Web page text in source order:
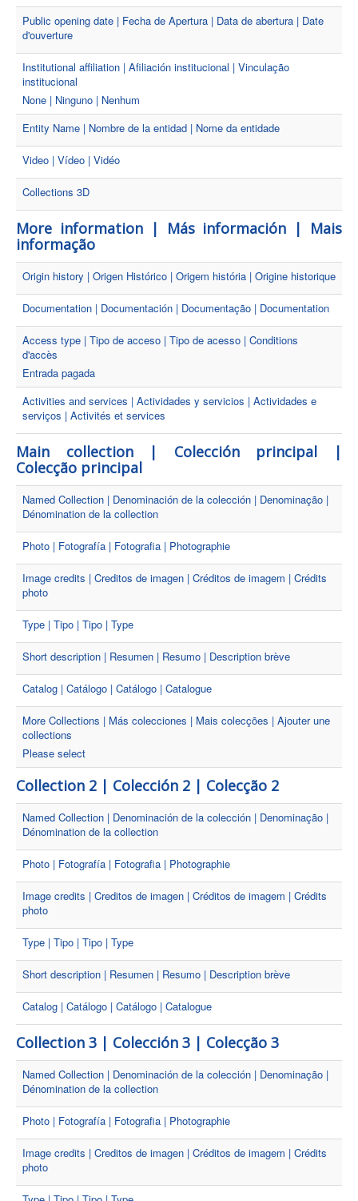
Public opening date | Fecha de Apertura | Data de abertura | Date
d'ouverture
Institutional affiliation | Afiliación institucional | Vinculação
institucional
None | Ninguno | Nenhum
Entity Name | Nombre de la entidad | Nome da entidade
Video | Vídeo | Vidéo
Collections 3D
More information | Más información | Mais
informação
Origin history | Origen Histórico | Origem história | Origine historique
Documentation | Documentación | Documentação | Documentation
Access type | Tipo de acceso | Tipo de acesso | Conditions
d'accès
Entrada pagada
Activities and services | Actividades y servicios | Actividades e
serviços | Activités et services
Main collection | Colección principal |
Colecção principal
Named Collection | Denominación de la colección | Denominação |
Dénomination de la collection
Photo | Fotografía | Fotografia | Photographie
Image credits | Creditos de imagen | Créditos de imagem | Crédits
photo
Type | Tipo | Tipo | Type
Short description | Resumen | Resumo | Description brève
Catalog | Catálogo | Catálogo | Catalogue
More Collections | Más colecciones | Mais colecções | Ajouter une
collections
Please select
Collection 2 | Colección 2 | Colecção 2
Named Collection | Denominación de la colección | Denominação |
Dénomination de la collection
Photo | Fotografía | Fotografia | Photographie
Image credits | Creditos de imagen | Créditos de imagem | Crédits
photo
Type | Tipo | Tipo | Type
Short description | Resumen | Resumo | Description brève
Catalog | Catálogo | Catálogo | Catalogue
Collection 3 | Colección 3 | Colecção 3
Named Collection | Denominación de la colección | Denominação |
Dénomination de la collection
Photo | Fotografía | Fotografia | Photographie
Image credits | Creditos de imagen | Créditos de imagem | Crédits
photo